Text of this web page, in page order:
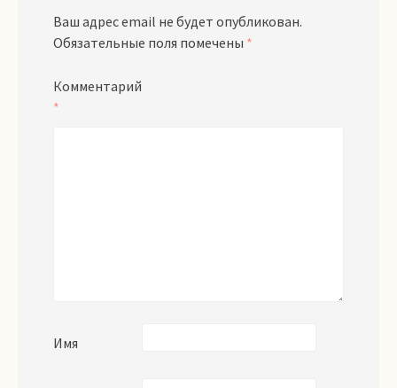
Ваш адрес email не будет опубликован.
Обязательные поля помечены *
Комментарий
*
Имя